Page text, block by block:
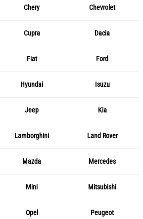
Chery Chevrolet
Cupra Dacia
Fiat Ford
Hyundai Isuzu
Jeep Kia
Lamborghini Land Rover
Mazda Mercedes
Mini Mitsubishi
Opel Peugeot